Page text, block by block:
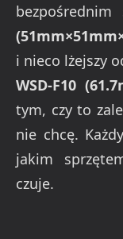
bezpośrednim
i nieco lżejszy
WSD-F10
tym, czy to
nie chcę.
jakim
czuje.